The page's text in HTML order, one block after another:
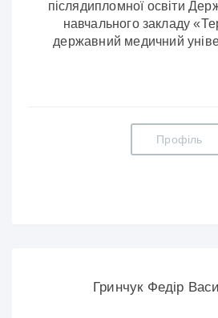
післядипломної освіти
навчального закладу
державний медичний
Профіль
Гринчук Федір